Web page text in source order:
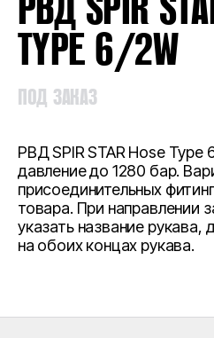
TYPE 6/2W
ПОД ЗАКАЗ
РВД SPIR STAR Hose Type
давление до 1280 бар.
присоединительных
товара. При направлении
указать название рукава,
на обоих концах рукава.